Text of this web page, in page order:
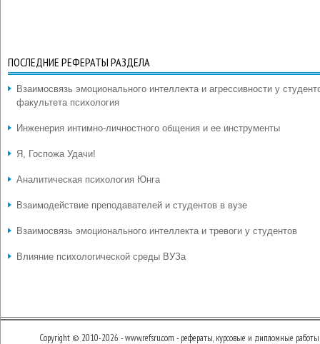
ПОСЛЕДНИЕ РЕФЕРАТЫ РАЗДЕЛА
Взаимосвязь эмоционального интеллекта и агрессивности у
факультета психология
Инженерия интимно-личностного общения и ее инструменты
Я, Госпожа Удачи!
Аналитическая психология Юнга
Взаимодействие преподавателей и студентов в вузе
Взаимосвязь эмоционального интеллекта и тревоги у студентов
Влияние психологической среды ВУЗа
Copyright © 2010-2026 - www.refsru.com - рефераты, курсовые и дипломные работы